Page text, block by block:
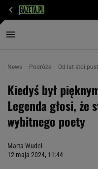
News Podróże Od lat stoi
Kiedyś był
Legenda głosi, że
wybitnego poety
Marta Wudel
12 maja 2024, 11:44